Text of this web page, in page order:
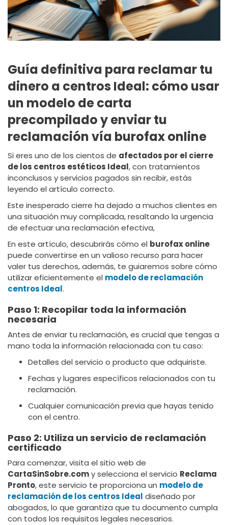
Guía definitiva para reclamar tu
dinero a centros Ideal: cómo usar
un modelo de carta
precompilado y enviar tu
reclamación vía burofax online
Si eres uno de los cientos de afectados por el cierre
de los centros estéticos Ideal, con tratamientos
inconclusos y servicios pagados sin recibir, estás
leyendo el artículo correcto.
Este inesperado cierre ha dejado a muchos clientes en
una situación muy complicada, resaltando la urgencia
de efectuar una reclamación efectiva,
En este artículo, descubrirás cómo el burofax online
puede convertirse en un valioso recurso para hacer
valer tus derechos, además, te guiaremos sobre cómo
utilizar eficientemente el modelo de reclamación
centros Ideal.
Paso 1: Recopilar toda la información
necesaria
Antes de enviar tu reclamación, es crucial que tengas a
mano toda la información relacionada con tu caso:
Detalles del servicio o producto que adquiriste.
Fechas y lugares específicos relacionados con tu
reclamación.
Cualquier comunicación previa que hayas tenido
con el centro.
Paso 2: Utiliza un servicio de reclamación
certificado
Para comenzar, visita el sitio web de
CartaSinSobre.comy selecciona el servicio Reclama
Pronto, este servicio te proporciona un modelo de
reclamación de los centros Ideal diseñado por
abogados, lo que garantiza que tu documento cumpla
con todos los requisitos legales necesarios.